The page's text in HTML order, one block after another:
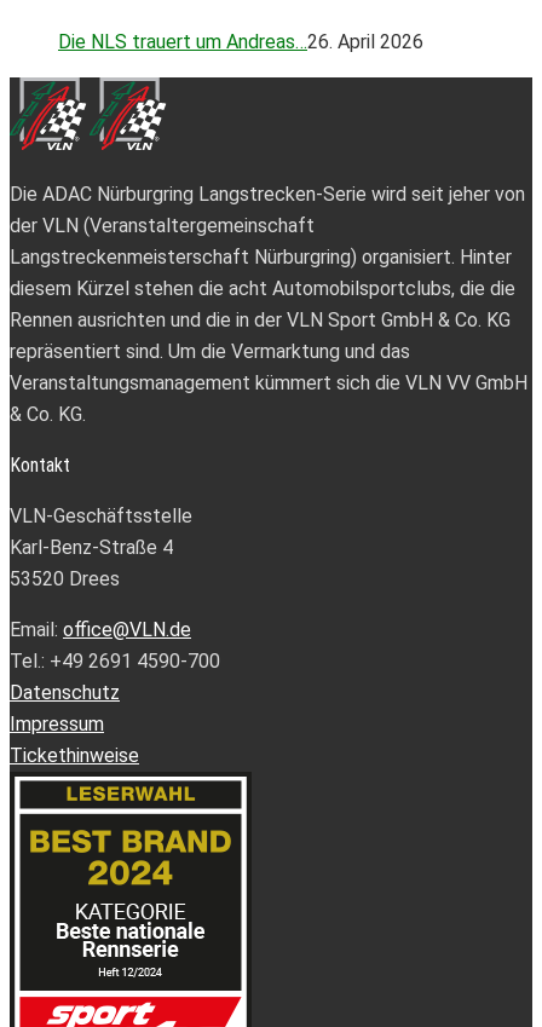
Die NLS trauert um Andreas…26. April 2026
Die ADAC Nürburgring Langstrecken-Serie wird seit jeher von
der VLN (Veranstaltergemeinschaft
Langstreckenmeisterschaft Nürburgring) organisiert. Hinter
diesem Kürzel stehen die acht Automobilsportclubs, die die
Rennen ausrichten und die in der VLN Sport GmbH & Co. KG
repräsentiert sind. Um die Vermarktung und das
Veranstaltungsmanagement kümmert sich die VLN VV GmbH
& Co. KG.
Kontakt
VLN-Geschäftsstelle
Karl-Benz-Straße 4
53520 Drees
Email: office@VLN.de
Tel.: +49 2691 4590-700
Datenschutz
Impressum
Tickethinweise